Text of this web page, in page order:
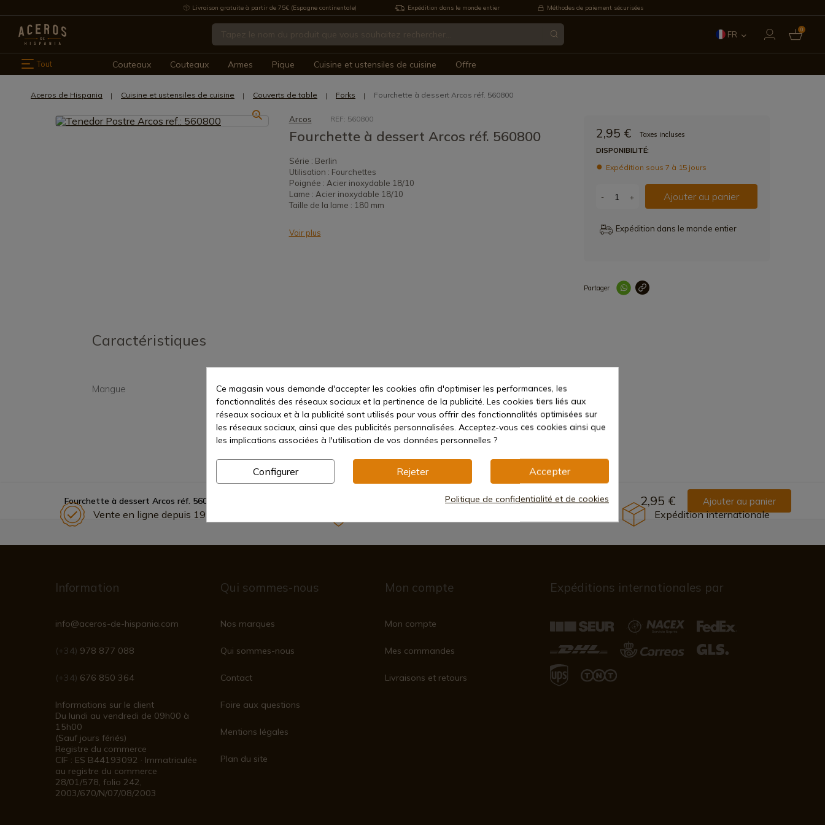
Livraison gratuite à partir de 75€ (Espagne continentale) Expédition dans le monde entier Méthodes de paiement sécurisées
FR 0
Tout Couteaux Couteaux Armes Pique Cuisine et ustensiles de cuisine Offre
Aceros de Hispania Cuisine et ustensiles de cuisine Couverts de table Forks Fourchette à dessert Arcos réf. 560800
Arcos REF: 560800
Fourchette à dessert Arcos réf. 560800
Série : Berlin
Utilisation : Fourchettes
Poignée : Acier inoxydable 18/10
Lame : Acier inoxydable 18/10
Taille de la lame : 180 mm
Voir plus
2,95 €
Taxes incluses
DISPONIBILITÉ:
Expédition sous 7 à 15 jours
- + Ajouter au panier
Expédition dans le monde entier
Partager
Caractéristiques
Mangue Métal
Fourchette à dessert Arcos réf. 560800 2,95 € Ajouter au panier
Vente en ligne depuis 1998 Expédition internationale
Information
info@aceros-de-hispania.com
(+34) 978 877 088
(+34) 676 850 364
Informations sur le client
Du lundi au vendredi de 09h00 à
15h00
(Sauf jours fériés)
Registre du commerce
CIF : ES B44193092 · Immatriculée
au registre du commerce
28/01/578, folio 242,
2003/670/N/07/08/2003
Qui sommes-nous
Nos marques
Qui sommes-nous
Contact
Foire aux questions
Mentions légales
Plan du site
Mon compte
Mon compte
Mes commandes
Livraisons et retours
Expéditions internationales par
Ce magasin vous demande d'accepter les cookies afin d'optimiser les performances, les
fonctionnalités des réseaux sociaux et la pertinence de la publicité. Les cookies tiers liés aux
réseaux sociaux et à la publicité sont utilisés pour vous offrir des fonctionnalités optimisées sur
les réseaux sociaux, ainsi que des publicités personnalisées. Acceptez-vous ces cookies ainsi que
les implications associées à l'utilisation de vos données personnelles ?
Configurer Rejeter Accepter
Politique de confidentialité et de cookies